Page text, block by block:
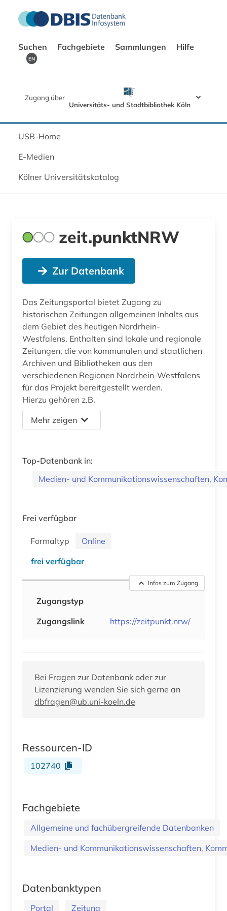
Suchen Fachgebiete Sammlungen Hilfe
EN
Zugang über
Universitäts- und Stadtbibliothek Köln
USB-Home
E-Medien
Kölner Universitätskatalog
zeit.punktNRW
Zur Datenbank
Das Zeitungsportal bietet Zugang zu
historischen Zeitungen allgemeinen Inhalts aus
dem Gebiet des heutigen Nordrhein-
Westfalens. Enthalten sind lokale und regionale
Zeitungen, die von kommunalen und staatlichen
Archiven und Bibliotheken aus den
verschiedenen Regionen Nordrhein-Westfalens
für das Projekt bereitgestellt werden.
Hierzu gehören z.B.
Mehr zeigen
Top-Datenbank in:
Medien- und Kommunikationswissenschaften,
Frei verfügbar
Formaltyp
Online
frei verfügbar
Infos zum Zugang
Zugangstyp
Zugangslink
https://zeitpunkt.nrw/
Bei Fragen zur Datenbank oder zur
Lizenzierung wenden Sie sich gerne an
dbfragen@ub.uni-koeln.de
Ressourcen-ID
102740
Fachgebiete
Allgemeine und fachübergreifende Datenbanken
Medien- und Kommunikationswissenschaften,
Datenbanktypen
Portal Zeitung